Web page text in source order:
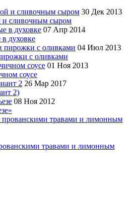
30 Дек 2013
и сливочным сыром
07 Апр 2014
духовке
04 Июл 2013
с оливками
01 Ноя 2013
соусе
26 Мар 2017
2)
08 Ноя 2012
травами и лимонным